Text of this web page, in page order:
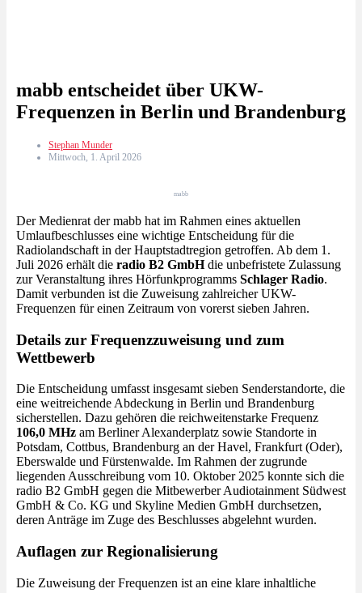
mabb entscheidet über UKW-
Frequenzen in Berlin und Brandenburg
Stephan Munder
Mittwoch, 1. April 2026
mabb
Der Medienrat der mabb hat im Rahmen eines aktuellen
Umlaufbeschlusses eine wichtige Entscheidung für die
Radiolandschaft in der Hauptstadtregion getroffen. Ab dem 1.
Juli 2026 erhält die radio B2 GmbHdie unbefristete Zulassung
zur Veranstaltung ihres Hörfunkprogramms Schlager Radio.
Damit verbunden ist die Zuweisung zahlreicher UKW-
Frequenzen für einen Zeitraum von vorerst sieben Jahren.
Details zur Frequenzzuweisung und zum
Wettbewerb
Die Entscheidung umfasst insgesamt sieben Senderstandorte, die
eine weitreichende Abdeckung in Berlin und Brandenburg
sicherstellen. Dazu gehören die reichweitenstarke Frequenz
106,0 MHz am Berliner Alexanderplatz sowie Standorte in
Potsdam, Cottbus, Brandenburg an der Havel, Frankfurt (Oder),
Eberswalde und Fürstenwalde. Im Rahmen der zugrunde
liegenden Ausschreibung vom 10. Oktober 2025 konnte sich die
radio B2 GmbH gegen die Mitbewerber Audiotainment Südwest
GmbH & Co. KG und Skyline Medien GmbH durchsetzen,
deren Anträge im Zuge des Beschlusses abgelehnt wurden.
Auflagen zur Regionalisierung
Die Zuweisung der Frequenzen ist an eine klare inhaltliche